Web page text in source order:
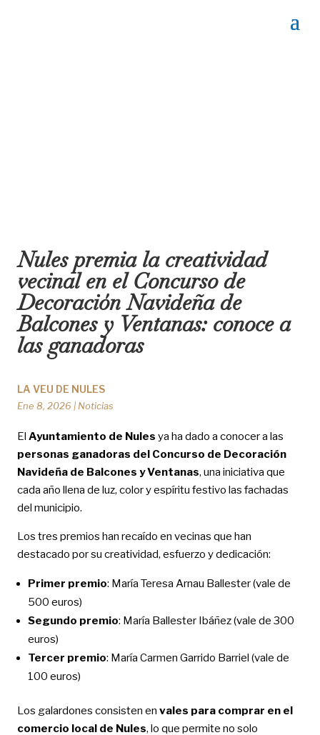
Nules premia la creatividad
vecinal en el Concurso de
Decoración Navideña de
Balcones y Ventanas: conoce a
las ganadoras
LA VEU DE NULES
Ene 8, 2026 | Noticias
El Ayuntamiento de Nules ya ha dado a conocer a las
personas ganadoras del Concurso de Decoración
Navideña de Balcones y Ventanas, una iniciativa que
cada año llena de luz, color y espíritu festivo las fachadas
del municipio.
Los tres premios han recaído en vecinas que han
destacado por su creatividad, esfuerzo y dedicación:
Primer premio: María Teresa Arnau Ballester (vale de
500 euros)
Segundo premio: María Ballester Ibáñez (vale de 300
euros)
Tercer premio: María Carmen Garrido Barriel (vale de
100 euros)
Los galardones consisten en vales para comprar en el
comercio local de Nules, lo que permite no solo